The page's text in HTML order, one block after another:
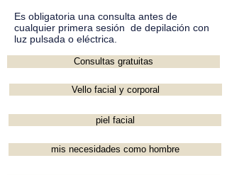
Es obligatoria una consulta antes de
cualquier primera sesión de depilación con
luz pulsada o eléctrica.
Consultas gratuitas
Vello facial y corporal
piel facial
mis necesidades como hombre